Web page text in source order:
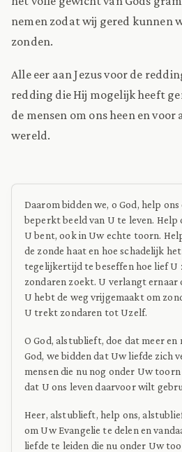
nemen zodat wij gered kunnen
zonden.
Alle eer aan Jezus voor de
redding die Hij mogelijk heeft
de mensen om ons heen en
wereld.
Daarom bidden we, o God, help
beperkt beeld van U te leven. Help
U bent, ook in Uw echte toorn.
de zonde haat en hoe schadelijk
tegelijkertijd te beseffen hoe lief U
zondaren zoekt. U verlangt ernaar
U hebt de weg vrijgemaakt om
U trekt zondaren tot Uzelf.
O God, alstublieft, doe dat meer en
God, we bidden dat Uw liefde zich
mensen die nu nog onder Uw toorn
dat U ons leven daarvoor wilt
Heer, alstublieft, help ons,
om Uw Evangelie te delen en
liefde te leiden die nu onder Uw